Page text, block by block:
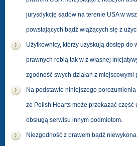
jurysdykcję sądów na terenie USA w
powstających bądź wiążących się z
Użytkownicy, którzy uzyskują dostęp do
prawnych robią tak w z własnej
zgodność swych działań z miejscowymi
Na podstawie niniejszego
ze Polish Hearts może przekazać
obsługą serwisu innym podmiotom.
Niezgodność z prawem bądź